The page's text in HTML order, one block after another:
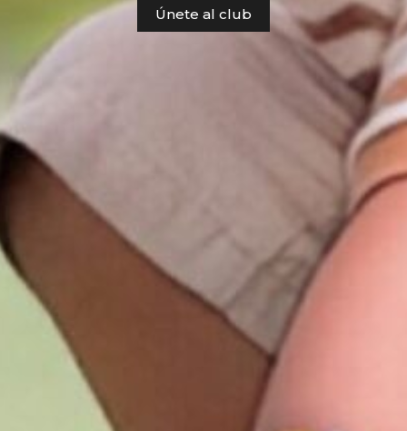
Únete al club